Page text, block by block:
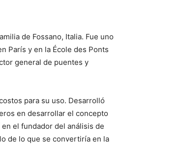
de Fossano, Italia. Fue uno
París y en la École des Ponts
general de puentes y
para su uso. Desarrolló
en desarrollar el concepto
el fundador del análisis de
de lo que se convertiría en la